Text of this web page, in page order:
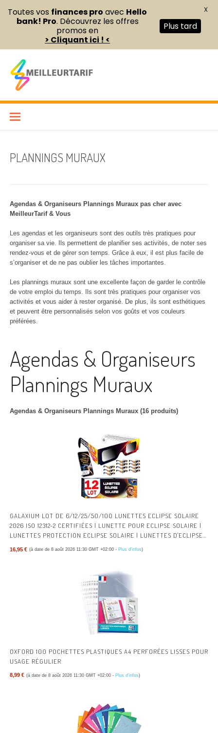
contenu
Meilleur Tarif
PLANNINGS MURAUX
Agendas & Organiseurs Plannings Muraux pas cher avec
MeilleurTarif & Vous
Les agendas et les organiseurs sont des outils très pratiques pour
organiser sa vie. Ils permettent de planifier ses activités, de noter ses
rendez-vous et de gérer son temps. Grâce à eux, il est plus facile de
s’organiser et de ne pas oublier les tâches importantes.
Les plannings muraux sont une excellente façon de garder le contrôle
de votre emploi du temps. Ils sont très pratiques pour organiser vos
activités et vous aider à rester organisé. De plus, ils sont esthétiques
et peuvent être personnalisés selon vos goûts et vos couleurs
préférées.
Agendas & Organiseurs
Plannings Muraux
Agendas & Organiseurs Plannings Muraux (16 produits)
GALAXIUM LOT DE 6/12/25/50/100 LUNETTES ECLIPSE SOLAIRE
2026 ISO 12312-2 CERTIFIÉES | LUNETTE POUR ECLIPSE SOLAIRE |
LUNETTES PROTECTION ECLIPSE SOLAIRE | LUNETTES D'ECLIPSE
SOLAIRE
16,95 € (à date de 8 août 2026 11:30 GMT +02:00 - Plus d’infos)
OXFORD 100 POCHETTES PLASTIQUES A4 PERFORÉES LISSES POUR
USAGE RÉGULIER
8,99 € (à date de 8 août 2026 11:30 GMT +02:00 - Plus d’infos)
Toutes vos finances pro avec Hello
bank! Pro. Découvrez les offres
promos en
> Cliquant ici ! <
Plus tard
X